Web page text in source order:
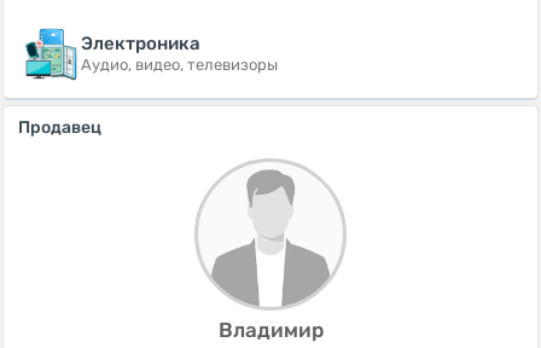
Электроника
Аудио, видео, телевизоры
Продавец
Владимир